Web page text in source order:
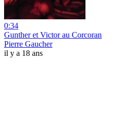
0:34
Gunther et Victor au Corcoran
Pierre Gaucher
il y a 18 ans